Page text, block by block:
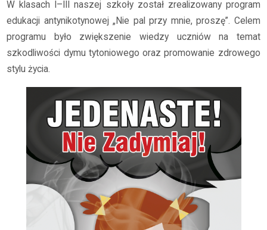
W klasach I–III naszej szkoły został zrealizowany program
edukacji antynikotynowej „Nie pal przy mnie, proszę”. Celem
programu było zwiększenie wiedzy uczniów na temat
szkodliwości dymu tytoniowego oraz promowanie zdrowego
stylu życia.